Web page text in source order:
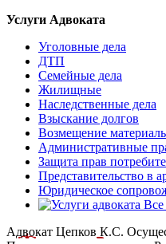
Услуги Адвоката
Уголовные дела
ДТП
Семейные дела
Жилищные
Наследственные дела
Взыскание долгов
Возмещение
Административные
Защита прав
Представительство в
Юридическое
Все
Адвокат Цепков К.С.